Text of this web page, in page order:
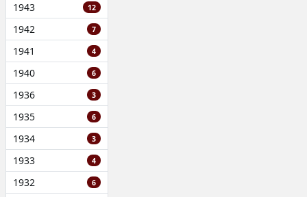
1943 12
1942 7
1941 4
1940 6
1936 3
1935 6
1934 3
1933 4
1932 6